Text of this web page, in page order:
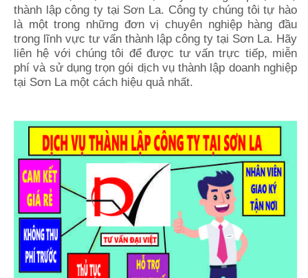
thành lập công ty tại Sơn La. Công ty chúng tôi tự hào
là một trong những đơn vị chuyên nghiệp hàng đầu
trong lĩnh vực tư vấn thành lập công ty tại Sơn La. Hãy
liên hệ với chúng tôi để được tư vấn trực tiếp, miễn
phí và sử dụng trọn gói dịch vụ thành lập doanh nghiệp
tại Sơn La một cách hiệu quả nhất.